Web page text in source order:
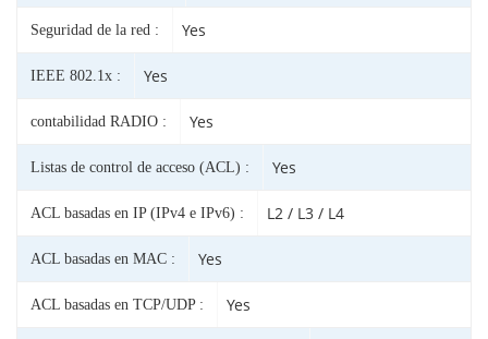
Seguridad de la red : Yes
IEEE 802.1x : Yes
contabilidad RADIO : Yes
Listas de control de acceso (ACL) : Yes
ACL basadas en IP (IPv4 e IPv6) : L2 / L3 / L4
ACL basadas en MAC : Yes
ACL basadas en TCP/UDP : Yes